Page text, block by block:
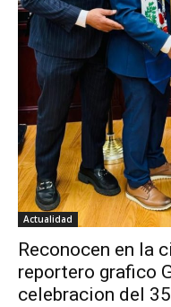
Actualidad
Reconocen en la
reportero grafico
celebracion del